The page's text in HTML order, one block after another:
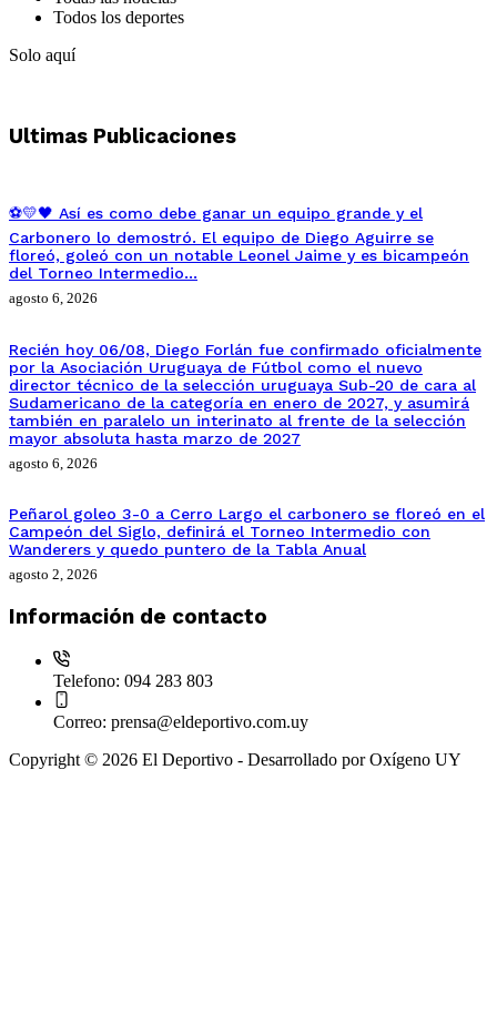
Todos los deportes
Solo aquí
Ultimas Publicaciones
⚽💛🖤 Así es como debe ganar un equipo grande y el
Carbonero lo demostró. El equipo de Diego Aguirre se
floreó, goleó con un notable Leonel Jaime y es bicampeón
del Torneo Intermedio…
agosto 6, 2026
Recién hoy 06/08, Diego Forlán fue confirmado oficialmente
por la Asociación Uruguaya de Fútbol como el nuevo
director técnico de la selección uruguaya Sub-20 de cara al
Sudamericano de la categoría en enero de 2027, y asumirá
también en paralelo un interinato al frente de la selección
mayor absoluta hasta marzo de 2027
agosto 6, 2026
Peñarol goleo 3-0 a Cerro Largo el carbonero se floreó en el
Campeón del Siglo, definirá el Torneo Intermedio con
Wanderers y quedo puntero de la Tabla Anual
agosto 2, 2026
Información de contacto
Telefono: 094 283 803
Correo: prensa@eldeportivo.com.uy
Copyright © 2026 El Deportivo - Desarrollado por Oxígeno UY